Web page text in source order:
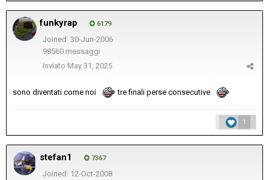
funkyrap 6179
Joined: 30-Jun-2006
98560 messaggi
Inviato May 31, 2025
sono diventati come noi tre finali perse consecutive
1
stefan1 7367
Joined: 12-Oct-2008